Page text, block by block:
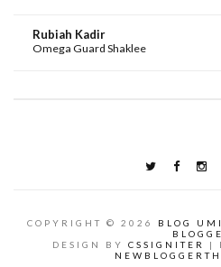
Rubiah Kadir
Omega Guard Shaklee
COPYRIGHT © 2026 BLOG
DESIGN BY CSSIGNITER
|